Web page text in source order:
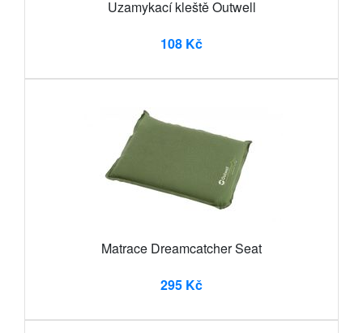
Uzamykací kleště Outwell
108 Kč
Matrace Dreamcatcher Seat
295 Kč